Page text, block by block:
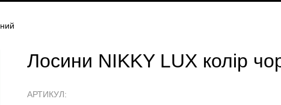
Лосини NIKKY LUX колір
АРТИКУЛ: